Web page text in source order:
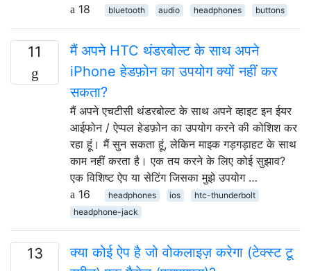
18
bluetooth audio headphones buttons
11
मैं अपने HTC थंडरबोल्ट के साथ अपने
iPhone हेडफ़ोन का उपयोग क्यों नहीं कर
सकता?
मैं अपने एचटीसी थंडरबोल्ट के साथ अपने व्हाइट इन ईयर
आईफोन / ऐप्पल हेडफ़ोन का उपयोग करने की कोशिश कर
रहा हूं। मैं सुन सकता हूं, लेकिन माइक गड़गड़ाहट के साथ
काम नहीं करता है। एक तय करने के लिए कोई सुझाव?
एक विशिष्ट ऐप या सेटिंग जिसका मुझे उपयोग …
16
headphones ios
htc-thunderbolt
headphone-jack
13
क्या कोई ऐप है जो वोकलाइज़ करेगा (टेक्स्ट टू